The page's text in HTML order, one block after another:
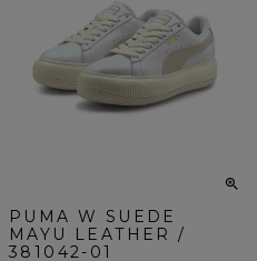
PUMA W SUEDE
MAYU LEATHER /
381042-01